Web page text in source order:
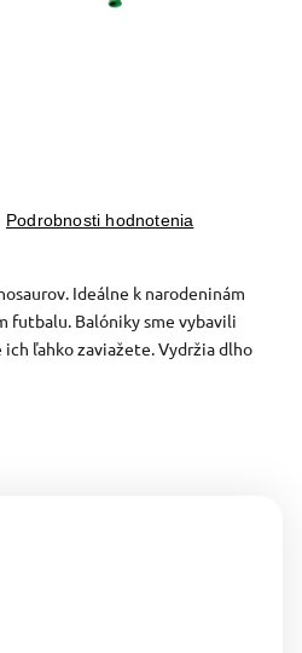
Podrobnosti hodnotenia
Ideálne k narodeninám
futbalu. Balóniky sme vybavili
ľahko zaviažete. Vydržia dlho